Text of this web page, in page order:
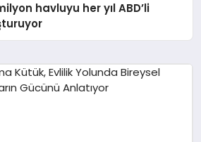
havluyu her yıl ABD’li